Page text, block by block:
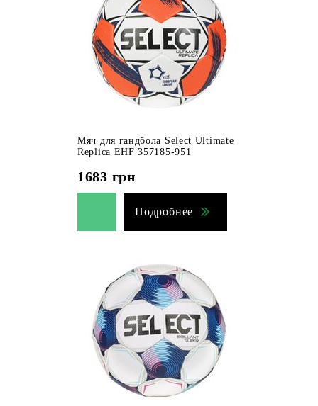
Мяч для гандбола Select Ultimate
Replica EHF 357185-951
1683 грн
Подробнее